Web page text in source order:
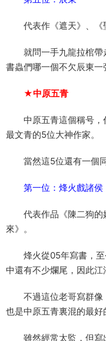
代表作《遮天》、《
就問一手九龍拉棺
書蟲們哪一個不欠辰東一
★中原五青
中原五青這個稱号
最文青的5位大神作家。
當然這5位還有一個
第一位：烽火戲諸侯
代表作品《陳二狗
來》。
烽火從05年寫書，
中還有不少爛尾，因此江
不過這位老哥寫群
也是中原五青裏混的最好
雖然經常太監，但寫